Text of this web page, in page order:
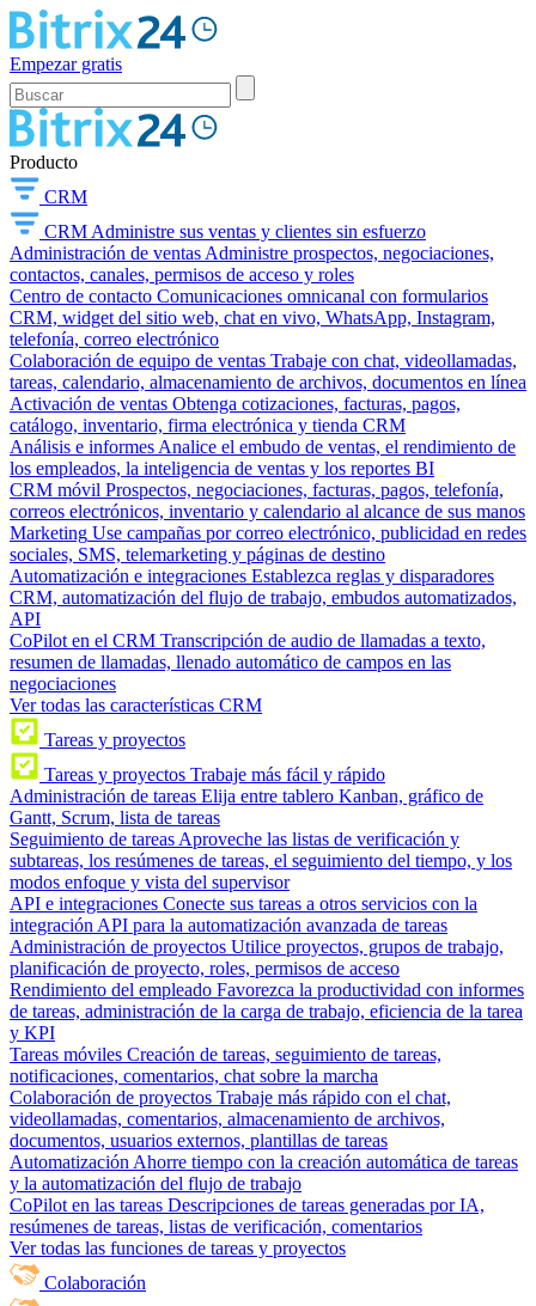
Empezar gratis
Producto
CRM
CRM Administre sus ventas y clientes sin esfuerzo
Administración de ventas Administre prospectos, negociaciones,
contactos, canales, permisos de acceso y roles
Centro de contacto Comunicaciones omnicanal con formularios
CRM, widget del sitio web, chat en vivo, WhatsApp, Instagram,
telefonía, correo electrónico
Colaboración de equipo de ventas Trabaje con chat, videollamadas,
tareas, calendario, almacenamiento de archivos, documentos en línea
Activación de ventas Obtenga cotizaciones, facturas, pagos,
catálogo, inventario, firma electrónica y tienda CRM
Análisis e informes Analice el embudo de ventas, el rendimiento de
los empleados, la inteligencia de ventas y los reportes BI
CRM móvil Prospectos, negociaciones, facturas, pagos, telefonía,
correos electrónicos, inventario y calendario al alcance de sus manos
Marketing Use campañas por correo electrónico, publicidad en redes
sociales, SMS, telemarketing y páginas de destino
Automatización e integraciones Establezca reglas y disparadores
CRM, automatización del flujo de trabajo, embudos automatizados,
API
CoPilot en el CRM Transcripción de audio de llamadas a texto,
resumen de llamadas, llenado automático de campos en las
negociaciones
Ver todas las características CRM
Tareas y proyectos
Tareas y proyectos Trabaje más fácil y rápido
Administración de tareas Elija entre tablero Kanban, gráfico de
Gantt, Scrum, lista de tareas
Seguimiento de tareas Aproveche las listas de verificación y
subtareas, los resúmenes de tareas, el seguimiento del tiempo, y los
modos enfoque y vista del supervisor
API e integraciones Conecte sus tareas a otros servicios con la
integración API para la automatización avanzada de tareas
Administración de proyectos Utilice proyectos, grupos de trabajo,
planificación de proyecto, roles, permisos de acceso
Rendimiento del empleado Favorezca la productividad con informes
de tareas, administración de la carga de trabajo, eficiencia de la tarea
y KPI
Tareas móviles Creación de tareas, seguimiento de tareas,
notificaciones, comentarios, chat sobre la marcha
Colaboración de proyectos Trabaje más rápido con el chat,
videollamadas, comentarios, almacenamiento de archivos,
documentos, usuarios externos, plantillas de tareas
Automatización Ahorre tiempo con la creación automática de tareas
y la automatización del flujo de trabajo
CoPilot en las tareas Descripciones de tareas generadas por IA,
resúmenes de tareas, listas de verificación, comentarios
Ver todas las funciones de tareas y proyectos
Colaboración